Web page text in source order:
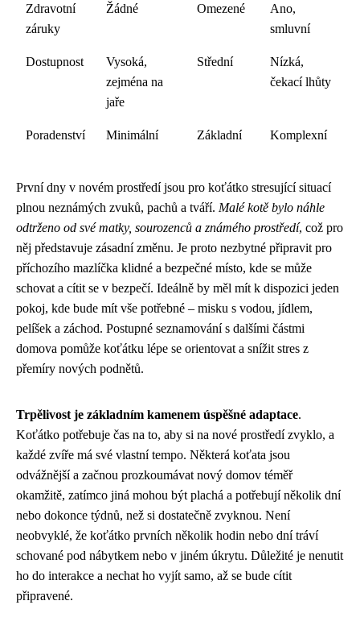
Zdravotní
záruky
Žádné Omezené
Ano,
smluvní
Dostupnost
Vysoká,
zejména na
jaře
Střední
Nízká,
čekací lhůty
Poradenství Minimální Základní Komplexní
První dny v novém prostředí jsou pro koťátko stresující situací
plnou neznámých zvuků, pachů a tváří. Malé kotě bylo náhle
odtrženo od své matky, sourozenců a známého prostředí, což pro
něj představuje zásadní změnu. Je proto nezbytné připravit pro
příchozího mazlíčka klidné a bezpečné místo, kde se může
schovat a cítit se v bezpečí. Ideálně by měl mít k dispozici jeden
pokoj, kde bude mít vše potřebné – misku s vodou, jídlem,
pelíšek a záchod. Postupné seznamování s dalšími částmi
domova pomůže koťátku lépe se orientovat a snížit stres z
přemíry nových podnětů.
Trpělivost je základním kamenem úspěšné adaptace.
Koťátko potřebuje čas na to, aby si na nové prostředí zvyklo, a
každé zvíře má své vlastní tempo. Některá koťata jsou
odvážnější a začnou prozkoumávat nový domov téměř
okamžitě, zatímco jiná mohou být plachá a potřebují několik dní
nebo dokonce týdnů, než si dostatečně zvyknou. Není
neobvyklé, že koťátko prvních několik hodin nebo dní tráví
schované pod nábytkem nebo v jiném úkrytu. Důležité je nenutit
ho do interakce a nechat ho vyjít samo, až se bude cítit
připravené.